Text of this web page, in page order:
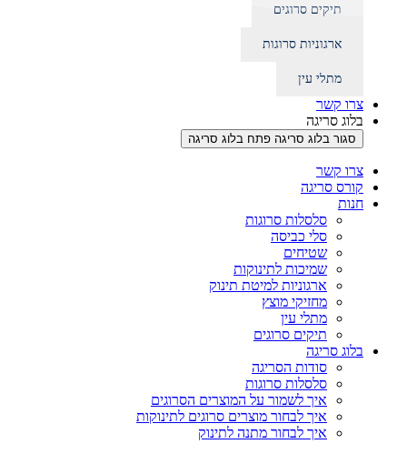
תיקים סרוגים
ארגוניות סרוגות
מתלי עין
צרו קשר
בלוג סריגה
סגור בלוג סריגה פתח בלוג סריגה
צרו קשר
קורס סריגה
חנות
סלסלות סרוגות
סלי כביסה
שטיחים
שמיכות לתינוקות
ארגוניות למיטת תינוק
מחזיקי מוצץ
מתלי עין
תיקים סרוגים
בלוג סריגה
סודות הסריגה
סלסלות סרוגות
איך לשמור על המוצרים הסרוגים
איך לבחור מוצרים סרוגים לתינוקות
איך לבחור מתנה לתינוק